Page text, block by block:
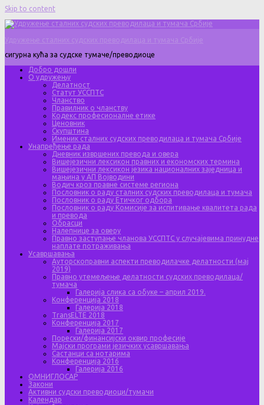
Skip to content
Удружење сталних судских преводилаца и тумача Србије
сигурна кућа за судске тумаче/преводиоце
Добро дошли
О удружењу
Делатност
Статут УССПТС
Чланство
Правилник о чланству
Кодекс професионалне етике
Ценовник
Скупштина
Именик сталних судских преводилаца и тумача Србије
Унапређење рада
Дневник извршених превода и овера
Вишејезични лексикон правних и економских термина
Вишејезични лексикон језика националних заједница и
мањина у АП Војводини
Водич кроз правне системе региона
Пословник о раду сталних судских преводилаца и тумача
Пословник о раду Етичког одбора
Пословник о раду Комисије за испитивање квалитета рада
и превода
Обрасци
Налепнице за оверу
Правно заступање чланова УССПТС у случајевима принудне
наплате потраживања
Усавршавања
Ауторскоправни аспекти преводилачке делатности (мај
2019)
Правно утемељење делатности судских преводилаца/
тумача
Галерија слика са обуке – април 2019.
Конференција 2018
Галерија 2018
TransELTE 2018
Конференција 2017
Галерија 2017
Порески/финансијски оквир професије
Мајски програми језичких усавршавања
Састанци са нотарима
Конференција 2016
Галерија 2016
ОМНИГЛОСАР
Закони
Активни судски преводиоци/тумачи
Календар